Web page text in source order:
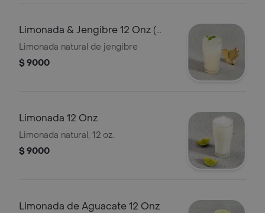
Limonada & Jengibre 12 Onz (
Llevar )
Limonada natural de jengibre
$ 9000
Limonada 12 Onz
Limonada natural, 12 oz.
$ 9000
Limonada de Aguacate 12 Onz